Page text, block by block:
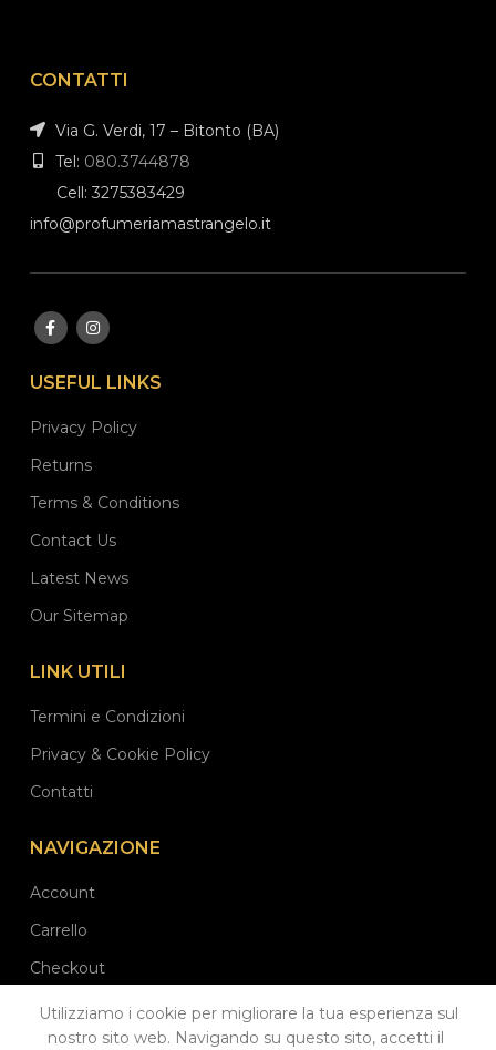
CONTATTI
Via G. Verdi, 17 – Bitonto (BA)
Tel: 080.3744878
Cell: 3275383429
info@profumeriamastrangelo.it
USEFUL LINKS
Privacy Policy
Returns
Terms & Conditions
Contact Us
Latest News
Our Sitemap
LINK UTILI
Termini e Condizioni
Privacy & Cookie Policy
Contatti
NAVIGAZIONE
Account
Carrello
Checkout
Utilizziamo i cookie per migliorare la tua esperienza sul
nostro sito web. Navigando su questo sito, accetti il ​​